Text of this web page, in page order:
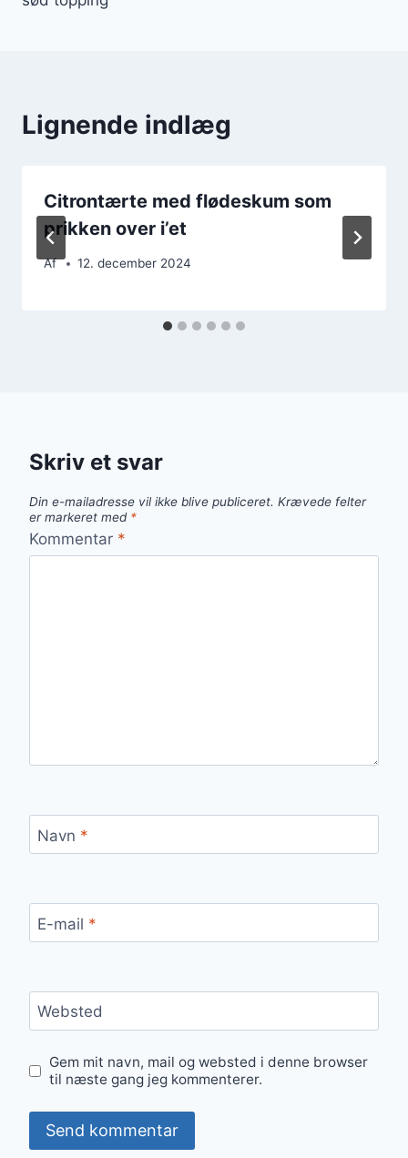
Lignende indlæg
Citrontærte med flødeskum som
prikken over i’et
Af 12. december 2024
Skriv et svar
Din e-mailadresse vil ikke blive publiceret. Krævede felter
er markeret med *
Kommentar *
Navn *
E-mail *
Websted
Gem mit navn, mail og websted i denne browser
til næste gang jeg kommenterer.